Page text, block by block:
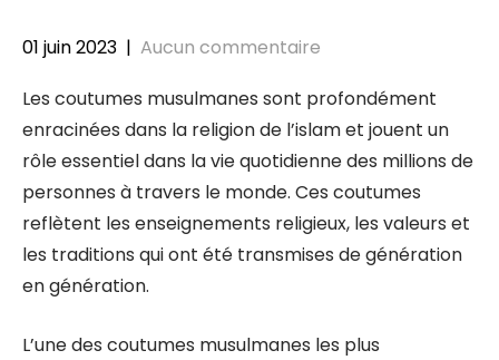
01 juin 2023 | Aucun commentaire
Les coutumes musulmanes sont profondément
enracinées dans la religion de l’islam et jouent un
rôle essentiel dans la vie quotidienne des millions de
personnes à travers le monde. Ces coutumes
reflètent les enseignements religieux, les valeurs et
les traditions qui ont été transmises de génération
en génération.
L’une des coutumes musulmanes les plus